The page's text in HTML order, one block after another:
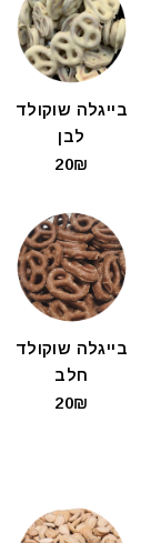
בייגלה שוקולד
לבן
20₪
בייגלה שוקולד
חלב
20₪